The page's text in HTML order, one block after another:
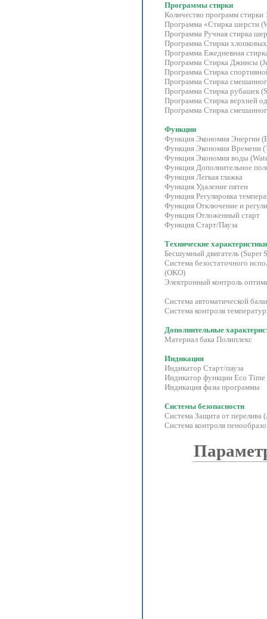
Программы стирки
Количество программ стирки
Программа «Cтирка шерсти
Программа Ручная стирка
Программа Стирки
Программа Ежедневная
Программа Стирка Джинсы
Программа Стирка
Программа Стирка
Программа Стирка рубашек
Программа Стирка верхней
Программа Стирка
Функции
Функция Экономия Энергии
Функция Экономия
Функция Экономия воды
Функция Дополнительное
Функция Легкая глажка
Функция Удаление пятен
Функция Регулировка
Функция Отключение и
Функция Отложенный старт
Функция Старт/Пауза
Технические характеристики
Бесшумный двигатель
Система безостаточного
(OKO)
Электронный контроль
Система автоматической
Система контроля
Дополнительные
Материал бака Полиплекс
Индикация
Индикатор Старт/пауза
Индикатор функции Eco
Индикация фазы программы
Системы безопасности
Система Защита от
Система контроля